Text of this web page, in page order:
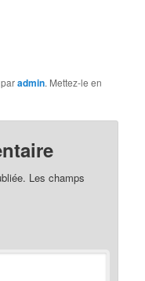
paradmin. Mettez-le en
Les champs